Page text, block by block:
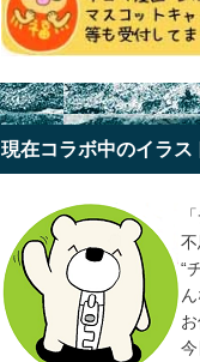
現在コラボ中のイラス
“